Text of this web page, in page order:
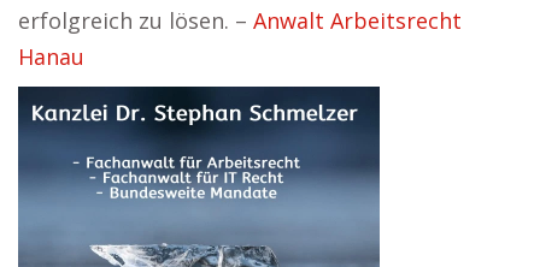
erfolgreich zu lösen. – Anwalt Arbeitsrecht
Hanau